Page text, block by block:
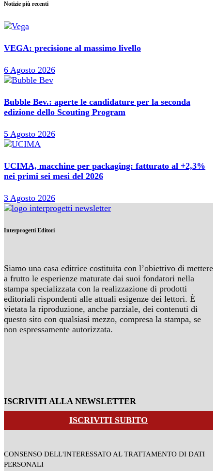
Notizie più recenti
VEGA: precisione al massimo livello
6 Agosto 2026
Bubble Bev.: aperte le candidature per la seconda
edizione dello Scouting Program
5 Agosto 2026
UCIMA, macchine per packaging: fatturato al +2,3%
nei primi sei mesi del 2026
3 Agosto 2026
Interprogetti Editori
Siamo una casa editrice costituita con l’obiettivo di mettere
a frutto le esperienze maturate dai suoi fondatori nella
stampa specializzata con la realizzazione di prodotti
editoriali rispondenti alle attuali esigenze dei lettori. È
vietata la riproduzione, anche parziale, dei contenuti di
questo sito con qualsiasi mezzo, compresa la stampa, se
non espressamente autorizzata.
ISCRIVITI ALLA NEWSLETTER
ISCRIVITI SUBITO
CONSENSO DELL'INTERESSATO AL TRATTAMENTO DI DATI
PERSONALI